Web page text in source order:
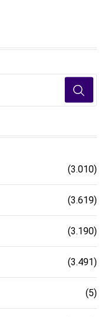
(3.010)
(3.619)
(3.190)
(3.491)
(5)